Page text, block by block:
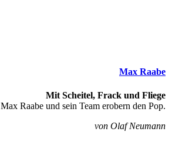
Max Raabe
Mit Scheitel, Frack und Fliege
Max Raabe und sein Team erobern den Pop.
von Olaf Neumann